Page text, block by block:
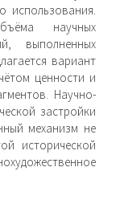
использования.
научных
выполненных
вариант
ценности и
Научно-
застройки
механизм не
исторической